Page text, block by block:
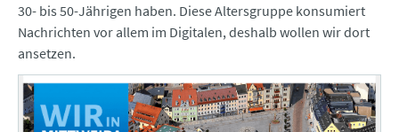
30- bis 50-Jährigen haben. Diese Altersgruppe konsumiert
Nachrichten vor allem im Digitalen, deshalb wollen wir dort
ansetzen.